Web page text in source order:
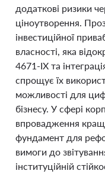
додаткові ризики
ціноутворення.
інвестиційної
власності, яка
4671-IX та
спрощує їх
можливості для
бізнесу. У сфері
впровадження
фундамент для
вимоги до
інституційній